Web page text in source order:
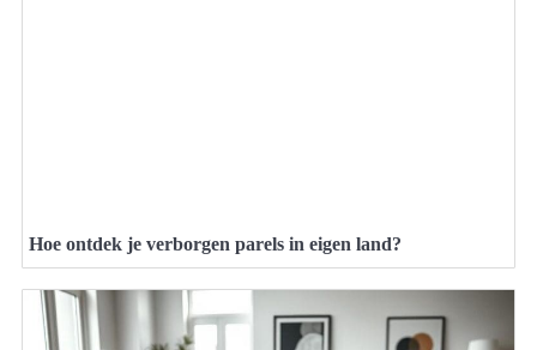
Hoe ontdek je verborgen parels in eigen land?